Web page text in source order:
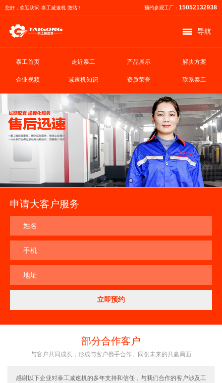
您好，欢迎访问 泰工减速机 微站！ 预约参观工厂： 15052132938
导航
泰工首页 走近泰工 产品展示 解决方案
企业视频 减速机知识 资质荣誉 联系泰工
申请大客户服务
姓名
手机
地址
部分合作客户
与客户共同成长，形成与客户携手合作、同创未来的共赢局面
感谢以下企业对泰工减速机的多年支持和信任，与我们合作的客户涉及工